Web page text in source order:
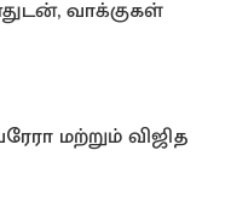
வாக்குகள்
மற்றும் விஜித